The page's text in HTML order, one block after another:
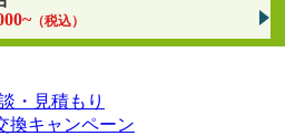
（税込）
・見積もり
換キャンペーン